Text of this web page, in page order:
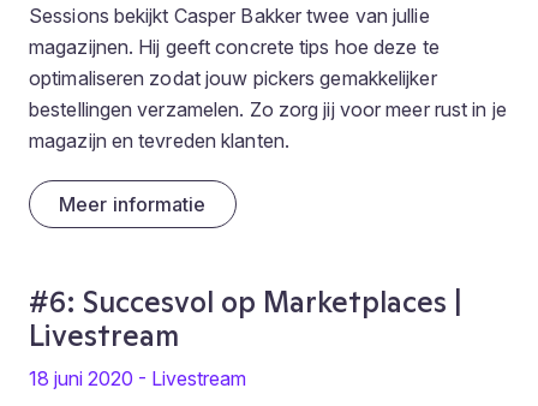
Sessions bekijkt Casper Bakker twee van jullie
magazijnen. Hij geeft concrete tips hoe deze te
optimaliseren zodat jouw pickers gemakkelijker
bestellingen verzamelen. Zo zorg jij voor meer rust in je
magazijn en tevreden klanten.
Meer informatie
#6: Succesvol op Marketplaces |
Livestream
18 juni 2020 - Livestream